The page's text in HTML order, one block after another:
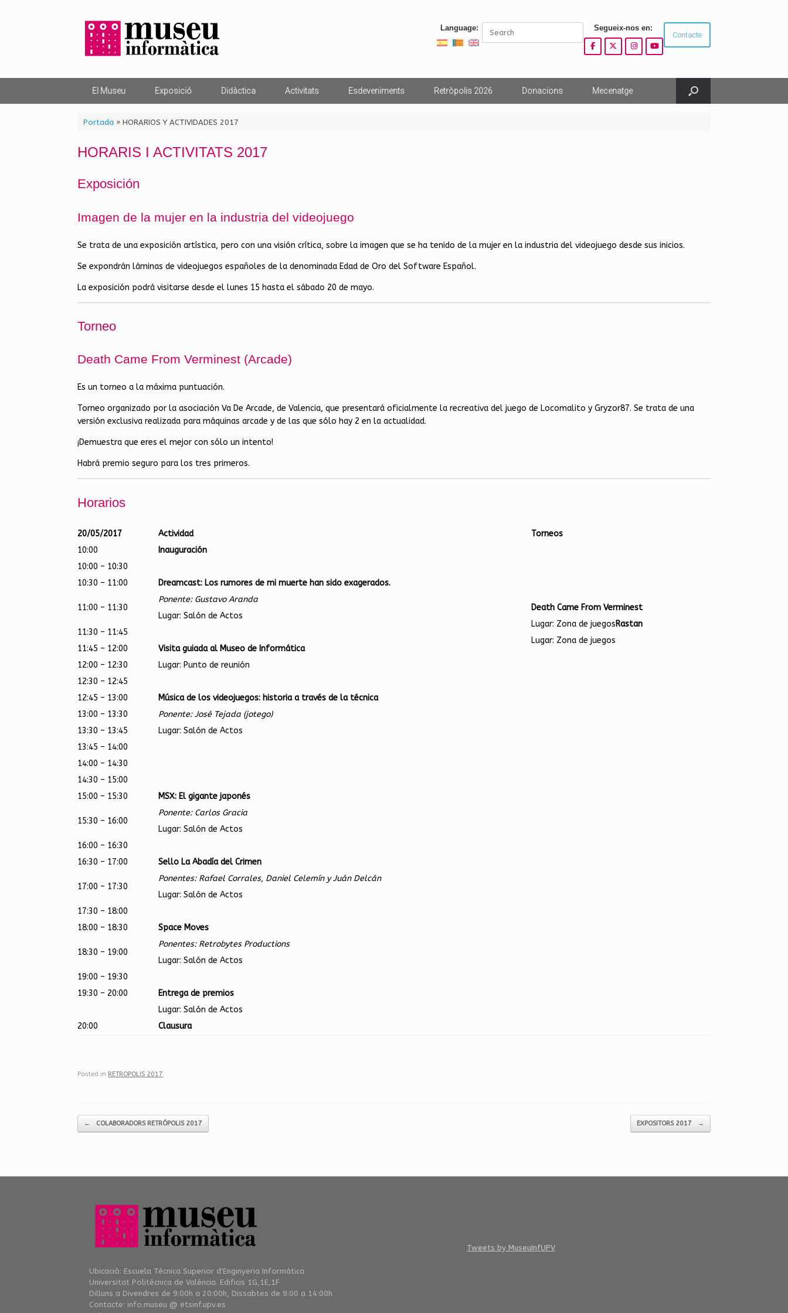
Language:
Segueix-nos en:
Contacte
El Museu Exposició Didàctica Activitats Esdeveniments Retròpolis 2026 Donacions Mecenatge
Portada» HORARIOS Y ACTIVIDADES 2017
HORARIS I ACTIVITATS 2017
Exposición
Imagen de la mujer en la industria del videojuego
Se trata de una exposición artística, pero con una visión crítica, sobre la imagen que se ha tenido de la mujer en la industria del videojuego desde sus inicios.
Se expondrán láminas de videojuegos españoles de la denominada Edad de Oro del Software Español.
La exposición podrá visitarse desde el lunes 15 hasta el sábado 20 de mayo.
Torneo
Death Came From Verminest (Arcade)
Es un torneo a la máxima puntuación.
Torneo organizado por la asociación Va De Arcade, de Valencia, que presentará oficialmente la recreativa del juego de Locomalito y Gryzor87. Se trata de una
versión exclusiva realizada para máquinas arcade y de las que sólo hay 2 en la actualidad.
¡Demuestra que eres el mejor con sólo un intento!
Habrá premio seguro para los tres primeros.
Horarios
20/05/2017 Actividad
Torneos
10:00
Inauguración
10:00 – 10:30
10:30 – 11:00
Dreamcast: Los rumores de mi muerte han sido exagerados.
Ponente: Gustavo Aranda
Lugar: Salón de Actos
11:00 – 11:30
Death Came From Verminest
Lugar: Zona de juegosRastan
Lugar: Zona de juegos
11:30 – 11:45
11:45 – 12:00
Visita guiada al Museo de Informática
Lugar: Punto de reunión
12:00 – 12:30
12:30 – 12:45
12:45 – 13:00
Música de los videojuegos: historia a través de la técnica
Ponente: José Tejada (jotego)
Lugar: Salón de Actos
13:00 – 13:30
13:30 – 13:45
13:45 – 14:00
14:00 – 14:30
14:30 – 15:00
15:00 – 15:30
MSX: El gigante japonés
Ponente: Carlos Gracia
Lugar: Salón de Actos
15:30 – 16:00
16:00 – 16:30
16:30 – 17:00
Sello La Abadía del Crimen
Ponentes: Rafael Corrales, Daniel Celemín y Juán Delcán
Lugar: Salón de Actos
17:00 – 17:30
17:30 – 18:00
18:00 – 18:30
Space Moves
Ponentes: Retrobytes Productions
Lugar: Salón de Actos
18:30 – 19:00
19:00 – 19:30
19:30 – 20:00
Entrega de premios
Lugar: Salón de Actos
20:00
Clausura
Posted in RETROPOLIS 2017.
Post navigation
← COLABORADORS RETRÓPOLIS 2017 EXPOSITORS 2017 →
Ubicaciò: Escuela Tècnica Superior d'Enginyeria Informàtica
Universitat Politècnica de València. Edificis 1G,1E,1F
Dilluns a Divendres de 9:00h a 20:00h, Dissabtes de 9:00 a 14:00h
Contacte: info.museu @ etsinf.upv.es
Tweets by MuseuInfUPV